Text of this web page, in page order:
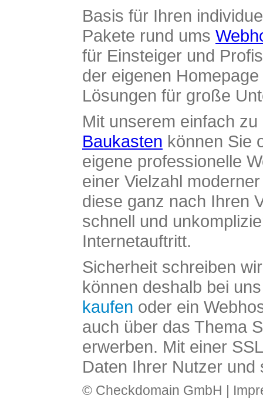
Basis für Ihren
Pakete rund ums
für Einsteiger und
der eigenen
Lösungen für große
Mit unserem einfach
Baukasten können Sie
eigene professionelle
einer Vielzahl
diese ganz nach Ihren
schnell und
Internetauftritt.
Sicherheit schreiben
können deshalb bei
kaufen oder ein
auch über das Thema
erwerben. Mit einer
Daten Ihrer Nutzer und
© Checkdomain GmbH |